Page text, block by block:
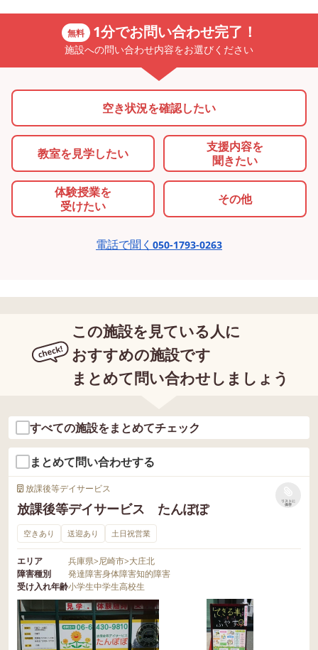
無料 1分でお問い合わせ完了！
施設への問い合わせ内容をお選びください
空き状況を確認したい
教室を見学したい
支援内容を
聞きたい
体験授業を
受けたい
その他
電話で聞く 050-1793-0263
この施設を見ている人に
おすすめの施設です
まとめて問い合わせしましょう
すべての施設をまとめてチェック
まとめて問い合わせする
放課後等デイサービス
放課後等デイサービス たんぽぽ
リストに
保存
空きあり 送迎あり 土日祝営業
エリア 兵庫県>尼崎市>大庄北
障害種別
発達障害身体障害知的障害
受け入れ年齢小学生中学生高校生